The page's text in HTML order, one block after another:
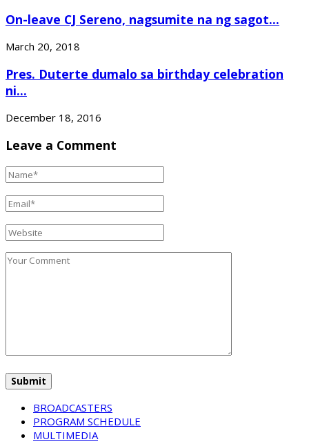
On-leave CJ Sereno, nagsumite na ng sagot...
March 20, 2018
Pres. Duterte dumalo sa birthday celebration
ni...
December 18, 2016
Leave a Comment
BROADCASTERS
PROGRAM SCHEDULE
MULTIMEDIA